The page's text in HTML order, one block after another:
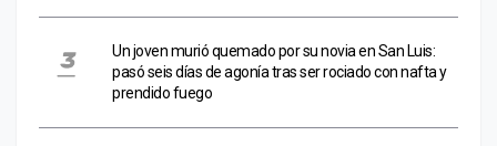
Un joven murió quemado por su novia en San Luis:
pasó seis días de agonía tras ser rociado con nafta y
prendido fuego